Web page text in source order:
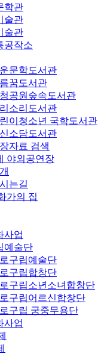
학관
술관
술관
공작소
문학도서관
꿈도서관
공원숲속도서관
소리도서관
이청소년 국학도서관
소담도서관
자료 검색
야외공연장
는길
가의 집
사업
예술단
구립예술단
구립합창단
구립소년소녀합창단
구립어르신합창단
구립 궁중무용단
사업